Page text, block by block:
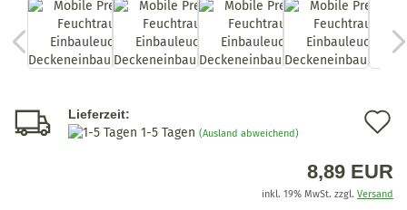
Lieferzeit:
1-5 Tagen (Ausland abweichend)
8,89 EUR
inkl. 19% MwSt. zzgl. Versand